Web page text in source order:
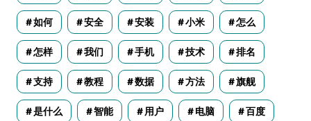
如何 安全 安装 小米 怎么
怎样 我们 手机 技术 排名
支持 教程 数据 方法 旗舰
是什么 智能 用户 电脑 百度